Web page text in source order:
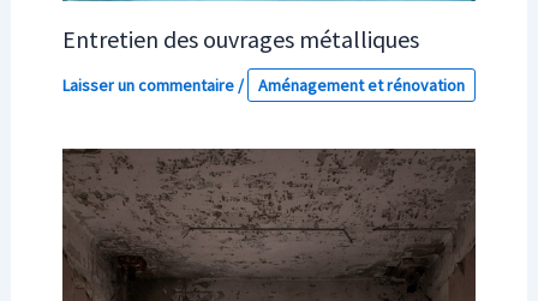
Entretien des ouvrages métalliques
Laisser un commentaire/ Aménagement et rénovation